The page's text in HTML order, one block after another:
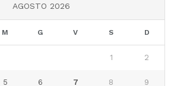
AGOSTO 2026
M G V S D
1 2
5 6 7 8 9